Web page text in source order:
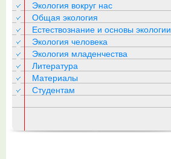
Экология вокруг нас
Общая экология
Естествознание и основы экологии
Экология человека
Экология младенчества
Литература
Материалы
Студентам